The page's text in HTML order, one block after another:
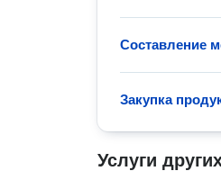
Составление
Закупка
Услуги